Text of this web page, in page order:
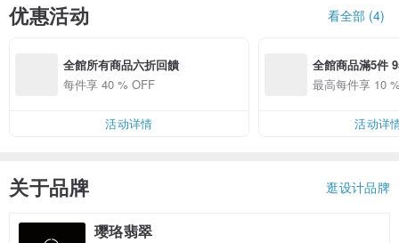
优惠活动 看全部 (4)
全館所有商品六折回饋
每件享 40 % OFF
活动详情
全館商品滿5件
折優惠
最高每件享 10
活动详
关于品牌 逛设计品牌
璎珞翡翠